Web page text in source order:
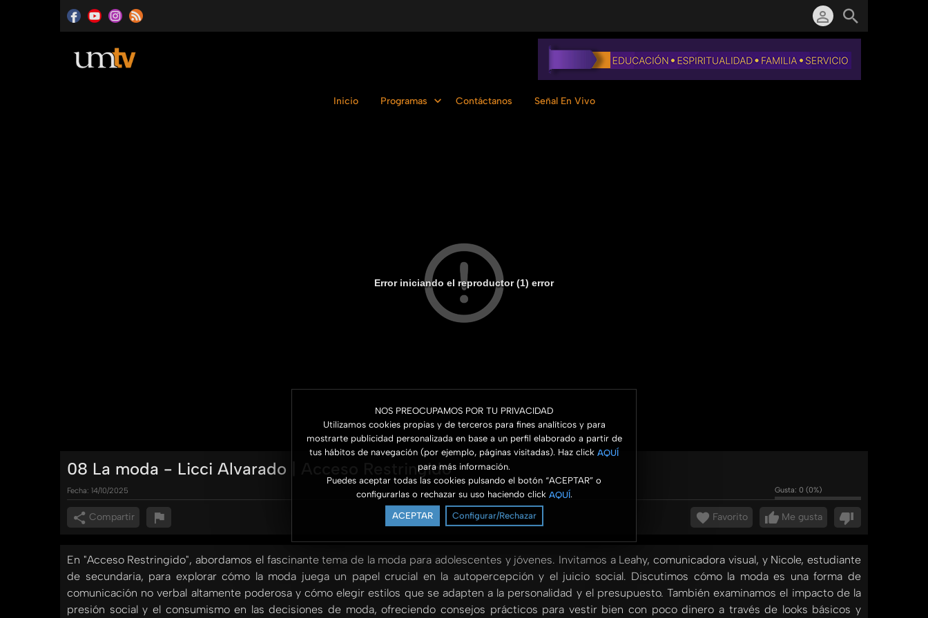
NOS PREOCUPAMOS POR TU PRIVACIDAD
Utilizamos cookies propias y de terceros para fines analíticos y para
mostrarte publicidad personalizada en base a un perfil elaborado a partir de
tus hábitos de navegación (por ejemplo, páginas visitadas). Haz click AQUÍ
para más información.
Puedes aceptar todas las cookies pulsando el botón “ACEPTAR” o
configurarlas o rechazar su uso haciendo click AQUÍ.
ACEPTAR Configurar/Rechazar
Inicio Programas Contáctanos Señal En Vivo
Error iniciando el reproductor (1) error
08 La moda - Licci Alvarado | Acceso Restringido
Fecha: 14/10/2025 Gusta: 0 (0%)
Compartir Me gusta
Favorito
En "Acceso Restringido", abordamos el fascinante tema de la moda para adolescentes y jóvenes. Invitamos a Leahy, comunicadora visual, y Nicole, estudiante
de secundaria, para explorar cómo la moda juega un papel crucial en la autopercepción y el juicio social. Discutimos cómo la moda es una forma de
comunicación no verbal altamente poderosa y cómo elegir estilos que se adapten a la personalidad y el presupuesto. También examinamos el impacto de la
presión social y el consumismo en las decisiones de moda, ofreciendo consejos prácticos para vestir bien con poco dinero a través de looks básicos y